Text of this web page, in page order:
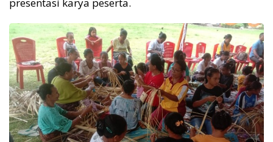
presentasi karya peserta.